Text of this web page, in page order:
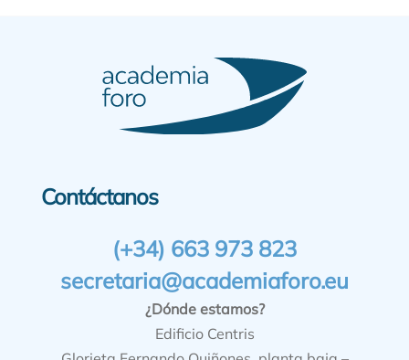
Contáctanos
(+34) 663 973 823
secretaria@academiaforo.eu
¿Dónde estamos?
Edificio Centris